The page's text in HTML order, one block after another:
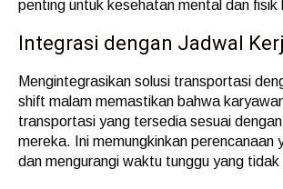
penting untuk kesehatan mental dan fisik
Integrasi dengan Jadwal
Mengintegrasikan solusi transportasi
shift malam memastikan bahwa
transportasi yang tersedia sesuai
mereka. Ini memungkinkan perencanaan
dan mengurangi waktu tunggu yang tidak